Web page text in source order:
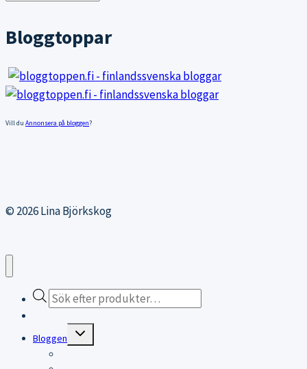
Bloggtoppar
Vill du Annonsera på bloggen?
© 2026 Lina Björkskog
Products
search
Bloggen
Expand
child